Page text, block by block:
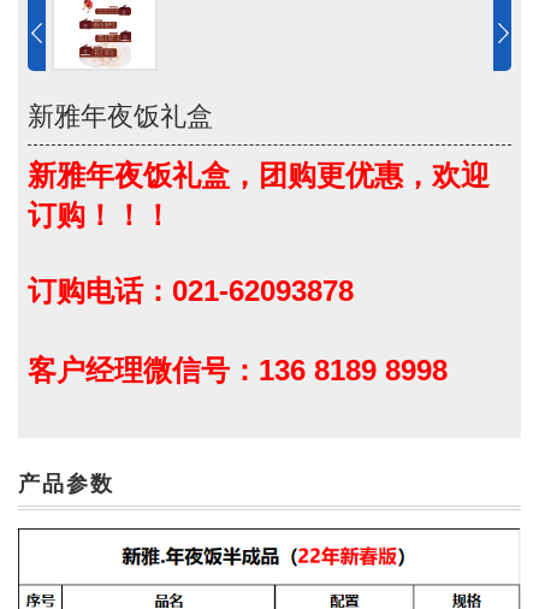
新雅年夜饭礼盒
新雅年夜饭礼盒，团购更优惠，欢迎
订购！！！
订购电话：021-62093878
客户经理微信号：136 8189 8998
产品参数